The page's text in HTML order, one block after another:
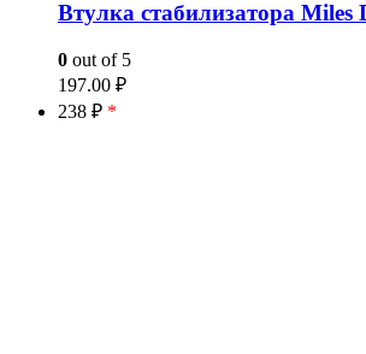
Втулка стабилизатора Miles
0 out of 5
197.00 ₽
238 ₽ *